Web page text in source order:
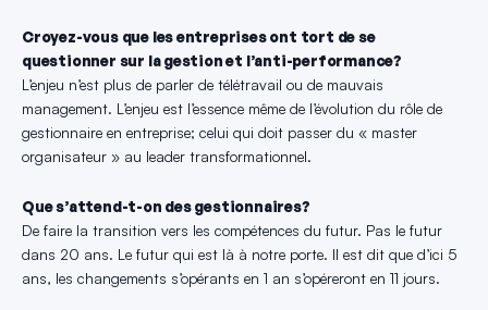
Croyez-vous que les entreprises ont tort de se
questionner sur la gestion et l’anti-performance?
L’enjeu n’est plus de parler de télétravail ou de mauvais
management. L’enjeu est l’essence même de l’évolution du rôle de
gestionnaire en entreprise; celui qui doit passer du « master
organisateur » au leader transformationnel.
Que s’attend-t-on des gestionnaires?
De faire la transition vers les compétences du futur. Pas le futur
dans 20 ans. Le futur qui est là à notre porte. Il est dit que d’ici 5
ans, les changements s’opérants en 1 an s’opéreront en 11 jours.